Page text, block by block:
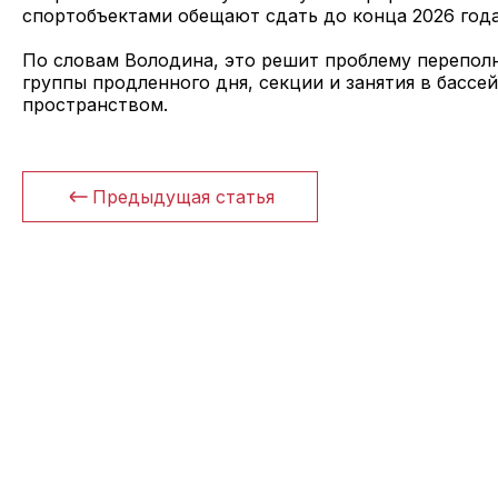
спортобъектами обещают сдать до конца 2026
По словам Володина, это решит проблему
группы продленного дня, секции и занятия в
пространством.
Предыдущая статья